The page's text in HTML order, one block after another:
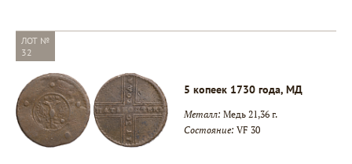
ЛОТ №
32
5 копеек 1730 года, МД
Металл: Медь 21,36 г.
Состояние: VF 30